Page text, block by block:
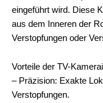
eingeführt wird. Diese
aus dem Inneren der
Verstopfungen oder
Vorteile der TV-
– Präzision: Exakte
Verstopfungen.